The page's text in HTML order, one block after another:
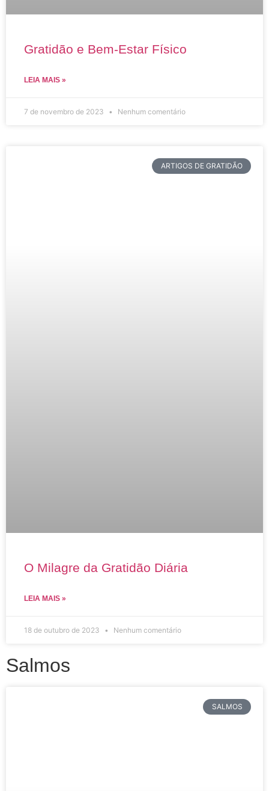
Gratidão e Bem-Estar Físico
LEIA MAIS »
7 de novembro de 2023 Nenhum comentário
ARTIGOS DE GRATIDÃO
O Milagre da Gratidão Diária
LEIA MAIS »
18 de outubro de 2023 Nenhum comentário
Salmos
SALMOS